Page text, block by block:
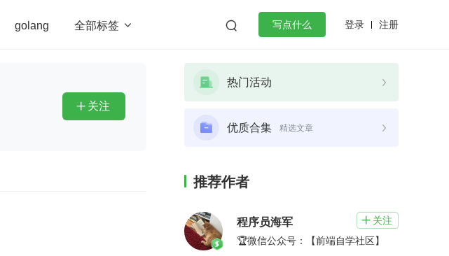
golang 全部标签   写点什么 登录 注册
redis
 关注
热门活动
优质合集 精选文章
推荐作者
程序员海军  关注
🏆微信公众号：【前端自学社区】